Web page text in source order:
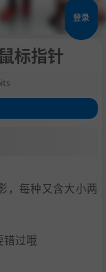
登录
标指针
，每种又含大小两
错过哦